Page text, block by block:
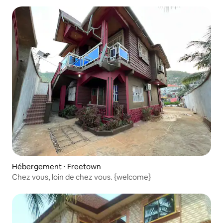
Hébergement ⋅ Freetown
Chez vous, loin de chez vous. {welcome}